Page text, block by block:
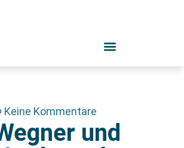
Keine Kommentare
und